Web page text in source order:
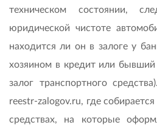
техническом состоянии,
юридической чистоте
находится ли он в залоге у
хозяином в кредит или
залог транспортного
reestr-zalogov.ru, где
средствах, на которые